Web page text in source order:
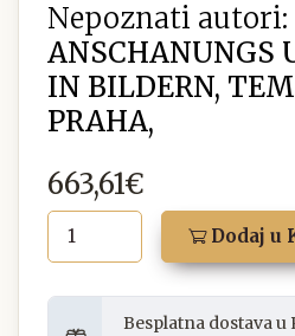
Nepoznati autori:
ANSCHANUNGS
IN BILDERN,
PRAHA,
663,61€
Dodaj u
Besplatna dostava u